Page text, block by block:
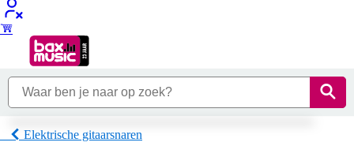
Elektrische gitaarsnaren